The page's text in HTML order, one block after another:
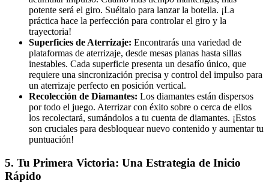
potente será el giro. Suéltalo para lanzar la botella. ¡La
práctica hace la perfección para controlar el giro y la
trayectoria!
Superficies de Aterrizaje: Encontrarás una variedad de
plataformas de aterrizaje, desde mesas planas hasta sillas
inestables. Cada superficie presenta un desafío único, que
requiere una sincronización precisa y control del impulso para
un aterrizaje perfecto en posición vertical.
Recolección de Diamantes: Los diamantes están dispersos
por todo el juego. Aterrizar con éxito sobre o cerca de ellos
los recolectará, sumándolos a tu cuenta de diamantes. ¡Estos
son cruciales para desbloquear nuevo contenido y aumentar tu
puntuación!
5. Tu Primera Victoria: Una Estrategia de Inicio
Rápido